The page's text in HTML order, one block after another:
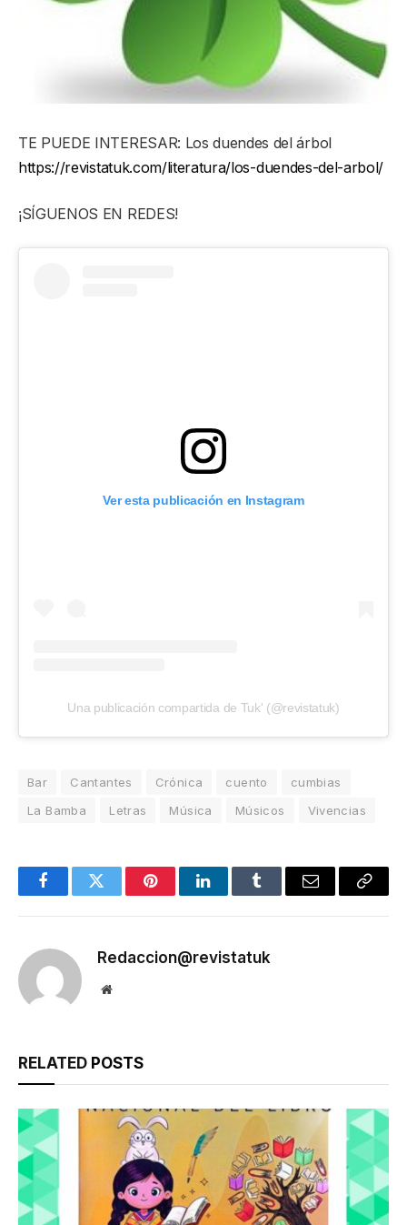
TE PUEDE INTERESAR: Los duendes del árbol
https://revistatuk.com/literatura/los-duendes-del-arbol/
¡SÍGUENOS EN REDES!
Ver esta publicación en Instagram
Una publicación compartida de Tuk' (@revistatuk)
Bar Cantantes Crónica cuento
cumbias
La Bamba
Letras Música Músicos Vivencias
FacebookTwitter PinterestLinkedInTumblr Email
Copy
Redaccion@revistatuk
Website
RELATED POSTS